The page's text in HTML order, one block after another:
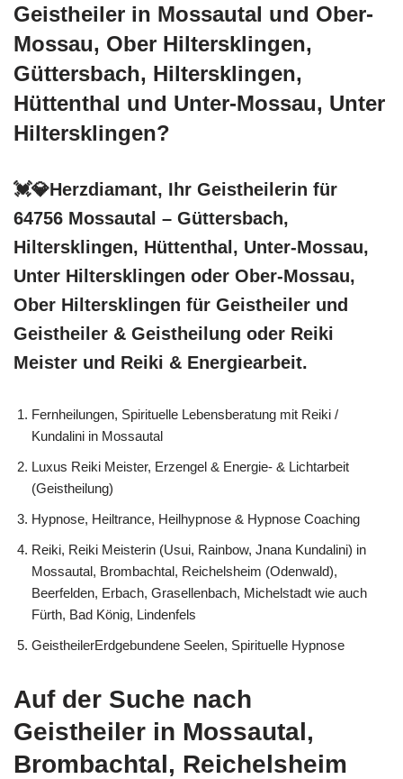
Geistheiler in Mossautal und Ober-
Mossau, Ober Hiltersklingen,
Güttersbach, Hiltersklingen,
Hüttenthal und Unter-Mossau, Unter
Hiltersklingen?
💓️💎Herzdiamant, Ihr Geistheilerin für
64756 Mossautal – Güttersbach,
Hiltersklingen, Hüttenthal, Unter-Mossau,
Unter Hiltersklingen oder Ober-Mossau,
Ober Hiltersklingen für Geistheiler und
Geistheiler & Geistheilung oder Reiki
Meister und Reiki & Energiearbeit.
Fernheilungen, Spirituelle Lebensberatung mit Reiki /
Kundalini in Mossautal
Luxus Reiki Meister, Erzengel & Energie- & Lichtarbeit
(Geistheilung)
Hypnose, Heiltrance, Heilhypnose & Hypnose Coaching
Reiki, Reiki Meisterin (Usui, Rainbow, Jnana Kundalini) in
Mossautal, Brombachtal, Reichelsheim (Odenwald),
Beerfelden, Erbach, Grasellenbach, Michelstadt wie auch
Fürth, Bad König, Lindenfels
GeistheilerErdgebundene Seelen, Spirituelle Hypnose
Auf der Suche nach
Geistheiler in Mossautal,
Brombachtal, Reichelsheim